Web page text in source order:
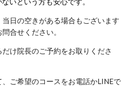
日の空きがある場合もございます
合せください。
け院長のご予約をお取りくださ
ご希望のコースをお電話かLINEで